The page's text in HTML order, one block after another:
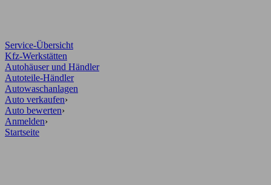
Service-Übersicht
Kfz-Werkstätten
Autohäuser und Händler
Autoteile-Händler
Autowaschanlagen
Auto verkaufen›
Auto bewerten›
Anmelden›
Startseite